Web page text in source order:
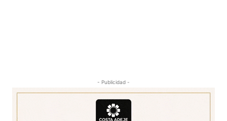
- Publicidad -